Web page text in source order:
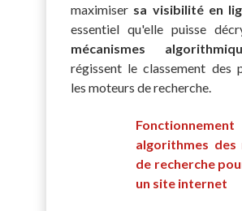
maximiser sa visibilité en
essentiel qu'elle puisse
mécanismes
régissent le classement des
les moteurs de recherche.
algorithmes des
de recherche
un site internet